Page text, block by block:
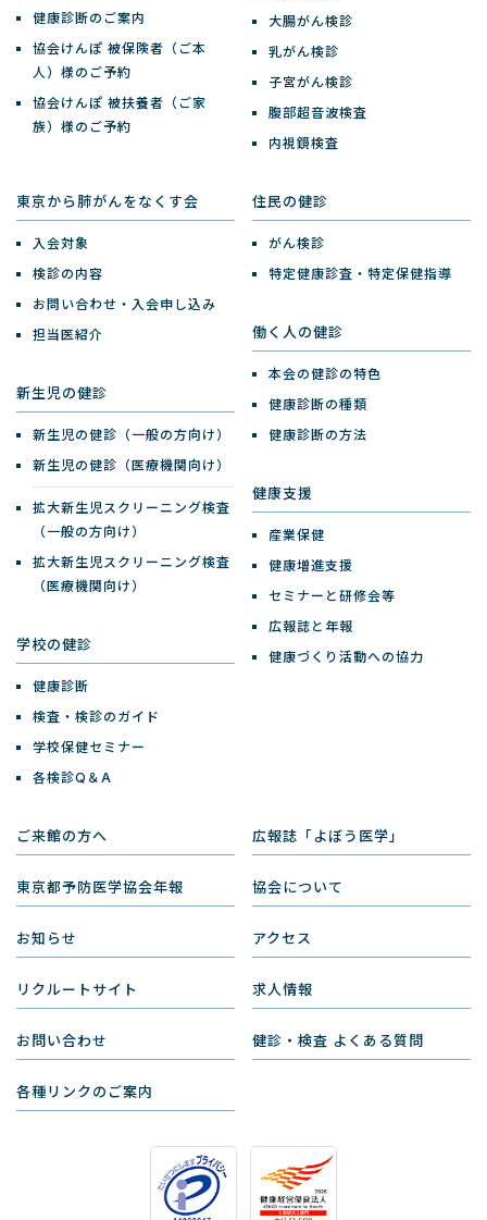
健康診断のご案内
協会けんぽ 被保険者（ご本
人）様のご予約
協会けんぽ 被扶養者（ご家
族）様のご予約
大腸がん検診
乳がん検診
子宮がん検診
腹部超音波検査
内視鏡検査
東京から肺がんをなくす会
入会対象
検診の内容
お問い合わせ・入会申し込み
担当医紹介
新生児の健診
新生児の健診（一般の方向け）
新生児の健診（医療機関向け）
拡大新生児スクリーニング検査
（一般の方向け）
拡大新生児スクリーニング検査
（医療機関向け）
学校の健診
健康診断
検査・検診のガイド
学校保健セミナー
各検診Q＆A
住民の健診
がん検診
特定健康診査・特定保健指導
働く人の健診
本会の健診の特色
健康診断の種類
健康診断の方法
健康支援
産業保健
健康増進支援
セミナーと研修会等
広報誌と年報
健康づくり活動への協力
ご来館の方へ 広報誌「よぼう医学」
東京都予防医学協会年報 協会について
お知らせ アクセス
リクルートサイト 求人情報
お問い合わせ 健診・検査 よくある質問
各種リンクのご案内